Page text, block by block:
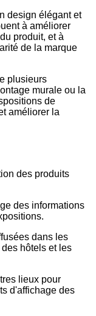
design élégant et
à améliorer
produit, et à
de la marque
plusieurs
murale ou la
de
améliorer la
des produits
des informations
dans les
hôtels et les
lieux pour
d'affichage des